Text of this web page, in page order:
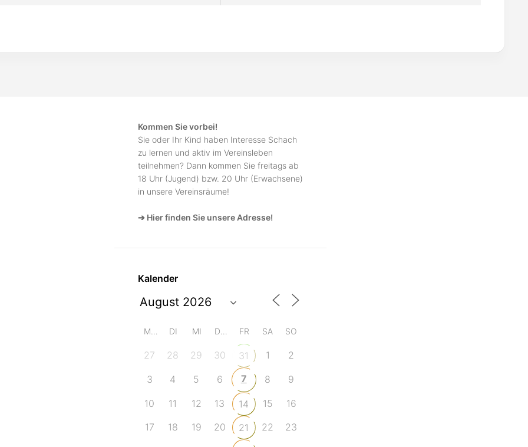
Kommen Sie vorbei!
Sie oder Ihr Kind haben Interesse Schach
zu lernen und aktiv im Vereinsleben
teilnehmen? Dann kommen Sie freitags ab
18 Uhr (Jugend) bzw. 20 Uhr (Erwachsene)
in unsere Vereinsräume!
➔ Hier finden Sie unsere Adresse!
Kalender
MO DI MI DO FR SA SO
27 28 29 30 31 1 2
3 4 5 6 7 8 9
10 11 12 13 14 15
16
17
18 19 20 21 22
23